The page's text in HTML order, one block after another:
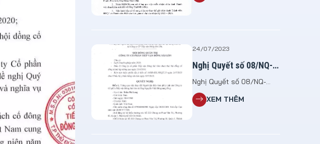
24/07/2023
Nghị Quyết số 08/NQ-
ESL-HĐQT.23
Nghị Quyết số 08/NQ-
ESL-HĐQT.23 V/v thay đổi
Người đại diện theo pháp
XEM THÊM